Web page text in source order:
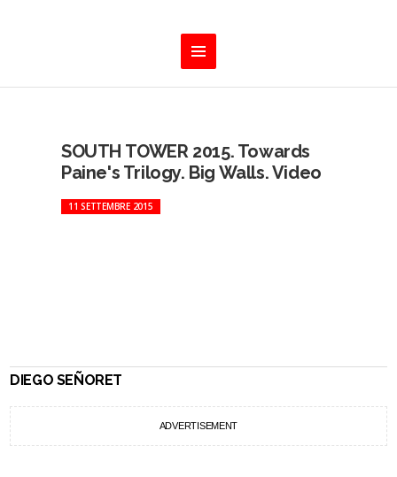
SOUTH TOWER 2015. Towards
Paine's Trilogy. Big Walls. Video
11 SETTEMBRE 2015
DIEGO SEÑORET
ADVERTISEMENT